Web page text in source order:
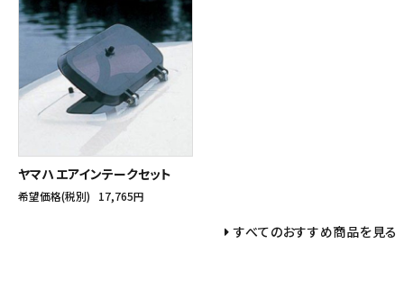
ヤマハ エアインテークセット
希望価格(税別) 17,765円
すべてのおすすめ商品を見る